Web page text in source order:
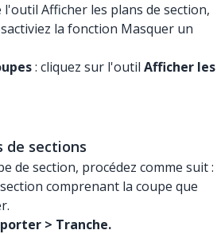
l'outil Afficher les plans de section,
la fonction Masquer un
: cliquez sur l'outil Afficher les
de sections
de section, procédez comme suit :
comprenant la coupe que
> Tranche.